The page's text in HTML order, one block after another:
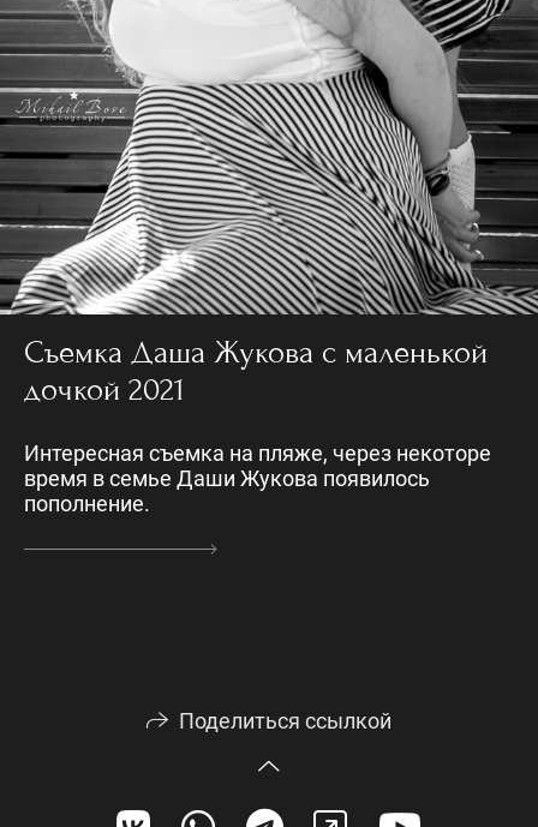
Съемка Даша Жукова с маленькой
дочкой 2021
Интересная съемка на пляже, через некоторе
время в семье Даши Жукова появилось
пополнение.
Поделиться ссылкой